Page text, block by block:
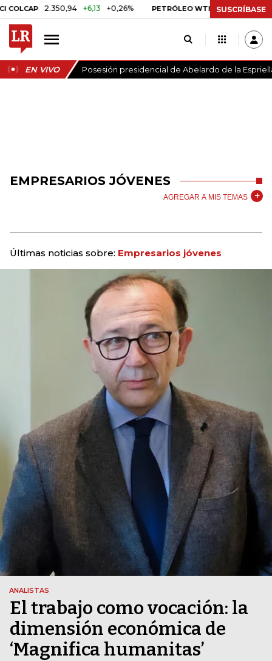
2.350,94 +6,13 +0,26% PETRÓLEO WTI US$ 78,01 US$ 2,92
SUSCRÍBASE
EN VIVO Posesión presidencial de Abelardo de la
EMPRESARIOS JÓVENES
AGREGAR A MIS TEMAS
Últimas noticias sobre: Empresarios jóvenes
ANALISTAS
El trabajo como vocación: la
dimensión económica de
‘Magnifica humanitas’